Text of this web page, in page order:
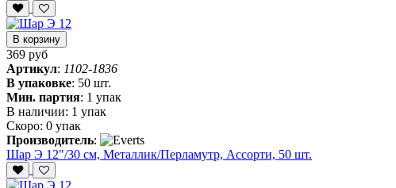
В корзину
369 руб
Артикул: 1102-1836
В упаковке: 50 шт.
Мин. партия: 1 упак
В наличии: 1 упак
Скоро: 0 упак
Производитель:
Шар Э 12"/30 см, Металлик/Перламутр, Ассорти, 50 шт.